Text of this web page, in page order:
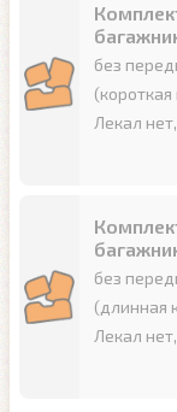
без
Лекал
без
(длинная
Лекал